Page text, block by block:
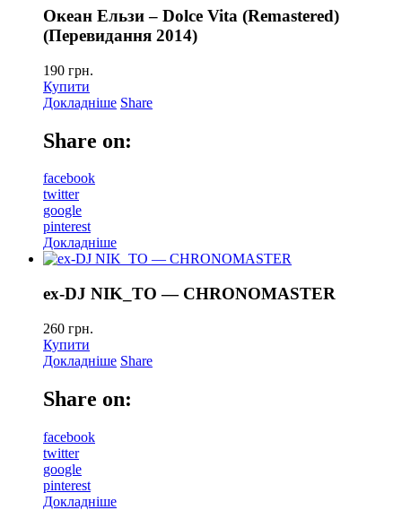
Океан Ельзи – Dolce Vita (Remastered)
(Перевидання 2014)
190 грн.
Купити
Докладніше Share
Share on:
facebook
twitter
google
pinterest
Докладніше
ex-DJ NIK_TO — CHRONOMASTER
260 грн.
Купити
Докладніше Share
Share on:
facebook
twitter
google
pinterest
Докладніше